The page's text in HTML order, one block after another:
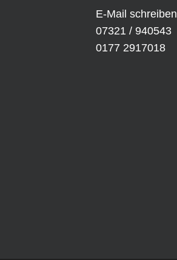
E-Mail schreiben
07321 / 940543
0177 2917018